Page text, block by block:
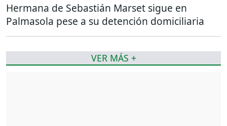
Hermana de Sebastián Marset sigue en
Palmasola pese a su detención domiciliaria
VER MÁS +